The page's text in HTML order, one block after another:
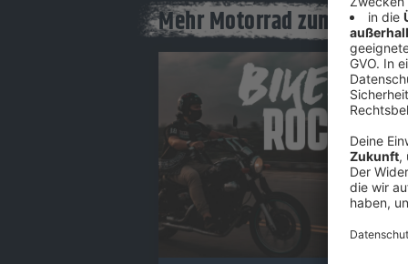
Mehr Motorrad zum Hören
Audiotitel - Biker Rock
Im
PS-